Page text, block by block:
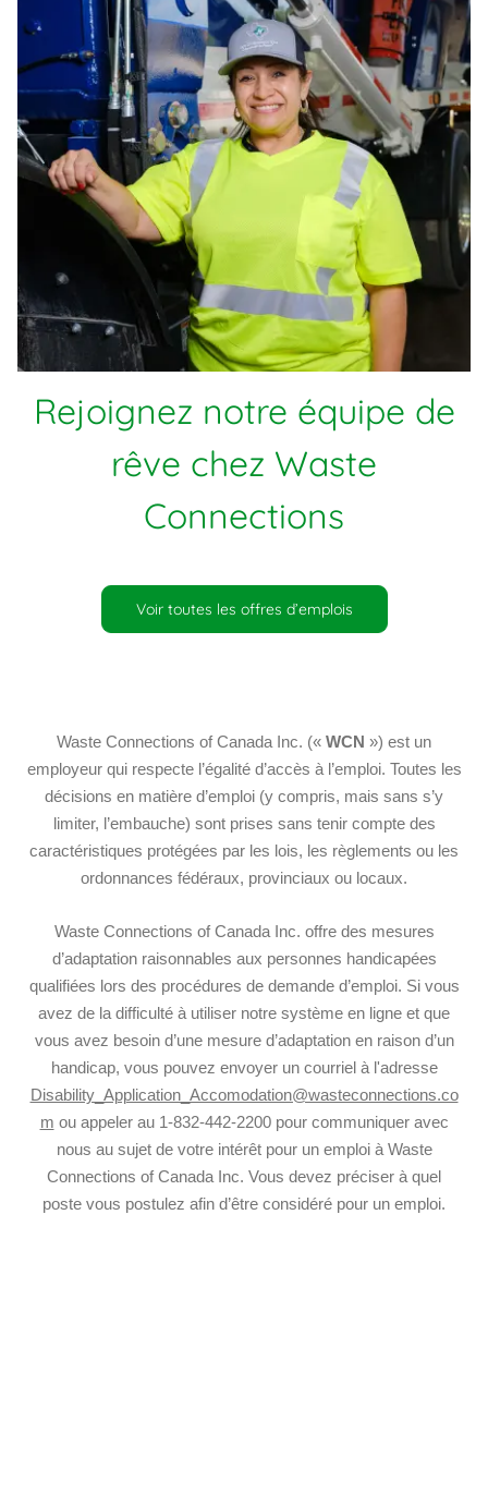
Rejoignez notre équipe de
rêve chez Waste
Connections
Voir toutes les offres d’emplois
Waste Connections of Canada Inc. (« WCN ») est un
employeur qui respecte l’égalité d’accès à l’emploi. Toutes les
décisions en matière d’emploi (y compris, mais sans s’y
limiter, l’embauche) sont prises sans tenir compte des
caractéristiques protégées par les lois, les règlements ou les
ordonnances fédéraux, provinciaux ou locaux.
Waste Connections of Canada Inc. offre des mesures
d’adaptation raisonnables aux personnes handicapées
qualifiées lors des procédures de demande d’emploi. Si vous
avez de la difficulté à utiliser notre système en ligne et que
vous avez besoin d’une mesure d’adaptation en raison d’un
handicap, vous pouvez envoyer un courriel à l'adresse
Disability_Application_Accomodation@wasteconnections.co
m ou appeler au 1-832-442-2200 pour communiquer avec
nous au sujet de votre intérêt pour un emploi à Waste
Connections of Canada Inc. Vous devez préciser à quel
poste vous postulez afin d’être considéré pour un emploi.